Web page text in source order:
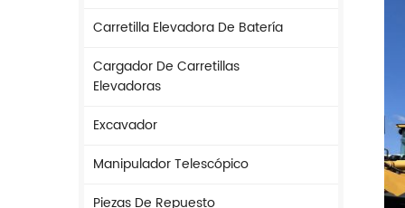
Carretilla Elevadora De Batería
Cargador De Carretillas
Elevadoras
Excavador
Manipulador Telescópico
Piezas De Repuesto